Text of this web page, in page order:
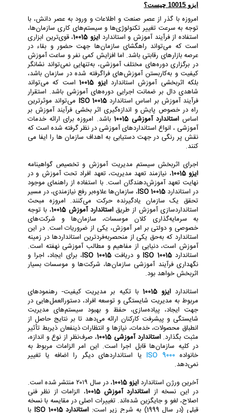
ایزو 10015 چیست؟
امروزه با گذر از عصر صنعت و اطلاعات و ورود به عصر دانش، با
توجه به سرعت تغییر تکنولوژی‌ها و سیستم‌های کاری سازمان‌ها،
استفاده از فرآیند آموزش و استاندارد ایزو 10015
، قوی‌ترین ابزاری
است که می‌تواند راهگشای سازمان‌ها جهت حضور و بقاء در
عرصه بازارهای رقابتی باشد. اما افزایش کمی نفر و ساعت آموزش
در برگزاری دوره‌های مختلف آموزشی، به‌تنهایی نمی‌تواند نشانگر
کیفیت و به‌کاربستن آموزش‌های فراگرفته‌ شده در سازمان باشد،
بلکه اثربخشی آموزش استانداردایزو 10015
است که می‌تواند
شاهدی دال بر ضمانت اجرایی دوره‌های آموزشی باشد. استقرار
فرآیند آموزش بر اساس استانداردISO 10015 می‌تواند موثرترین
راه در خصوص پایش و اندازه‌گیری اثر بخشی فرآیند آموزش بر
اساساستاندارد آموزشی 10015
باشد. امروزه برای ارائه خدمات
آموزشی ، انواع استانداردهای آموزشی در نظر گرفته شده است که
نقش پر رنگی در جهت دستیابی به اهداف سازمان ها را ایفا می
کنند.
اجرای اثربخش سیستم مدیریت آموزش و تخصیص گواهینامه
ایزو 10015
، نیازمند تعهد مدیریت، تعهد افراد تحت آموزش و در
نهایت تعهد آموزش‌دهندگان است. با استفاده از راهنمای موجود
در استانداردISO 10015، سازمان‌ها علاوه‌بر رفع نیازمندی، در مسیر
تحقق یک سازمان یادگیرنده حرکت می‌کنند. امروزه مبحث
استانداردسازی آموزش از طریقاستاندارد آموزش 10015
، با توجه
به سرمایه‌گذاری کلان موسسات، سازمان‌ها و شرکت‌های
خصوصی و دولتی بر امر آموزش، یکی از ضروریات است. در این
استاندارد که به‌حق یکی از منحصربه‌فردترین استانداردها در زمینه
آموزش است، دنیایی از مفاهیم و مطالب آموزشی نهفته است.
استانداردISO 10015 و دریافتISO 10015، برای ایجاد، اجرا و
نگهداری فرآیند آموزشی سازمان‌ها، شرکت‌ها و موسسات بسیار
اثربخش خواهد بود.
استانداردایزو 10015
با تکیه بر مدیریت کیفیت- رهنمودهای
مربوط به مدیریت شایستگی و توسعه افراد، دستورالعمل‌هایی در
جهت ایجاد، پیاده‌سازی، حفظ و بهبود سیستم‌های مدیریت
شایستگی و پیشرفت کارکنان ارائه می‌دهد تا بر نتایج حاصل از
انطباق محصولات، خدمات، نیازها و انتظارات ذینفعان ذیربط تأثیر
مثبت بگذارد.استاندارد آموزشی 10015
، صرف‌نظر از نوع و اندازه،
در کلیه سازمان‌ها قابل اجرا است. این امر الزامات مربوط به
خانوادهISO 9000یا استانداردهای دیگر را اضافه یا تغییر
نمی‌دهد.
آخرین ورژن استانداردایزو 10015
، در سال ۲۰۱۹ منتشر شده است.
در این نسخه از استاندارد آموزش 10015
، الزامات از نظر فنی
اصلاح، لغو و جایگزین شده‌اند. تغییرات اصلی در مقایسه با نسخه
قبلی (در سال 1999) به شرح زیر است:
استاندارد ISO 10015 با